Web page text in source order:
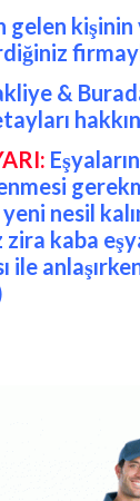
gelen
&
nesil
kaba
ile